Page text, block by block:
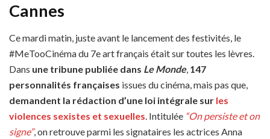
Cannes
Ce mardi matin, juste avant le lancement des festivités, le
#MeTooCinéma du 7e art français était sur toutes les lèvres.
Dans une tribune publiée dans Le Monde, 147
personnalités françaises issues du cinéma, mais pas que,
demandent la rédaction d’une loi intégrale sur les
violences sexistes et sexuelles . Intitulée “On persiste et on
signe”, on retrouve parmi les signataires les actrices Anna